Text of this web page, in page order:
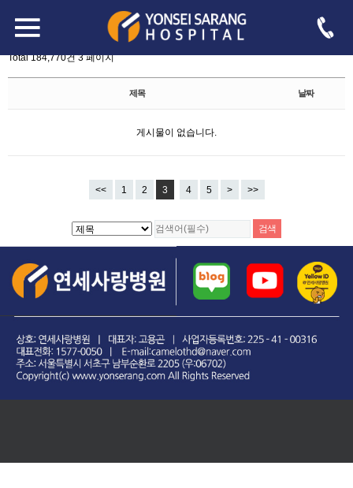
자유게시판
Total 184,770건3 페이지
제목 날짜
게시물이 없습니다.
<< 1 2 3 4 5 > >>